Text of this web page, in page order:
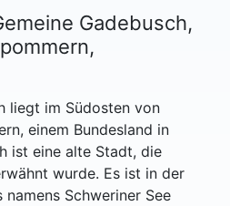
Gadebusch,
liegt im Südosten von
einem Bundesland in
ist eine alte Stadt, die
wurde. Es ist in der
namens Schweriner See